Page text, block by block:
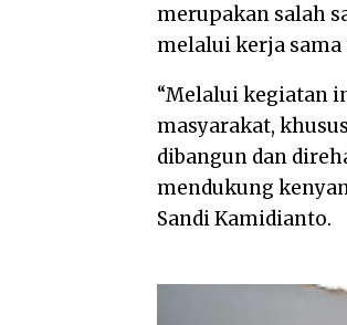
merupakan salah
melalui kerja sama
“Melalui kegiatan
masyarakat,
dibangun dan
mendukung
Sandi Kamidianto.